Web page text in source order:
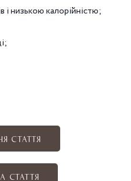
і низькою калорійністю;
СТАТТЯ
СТАТТЯ